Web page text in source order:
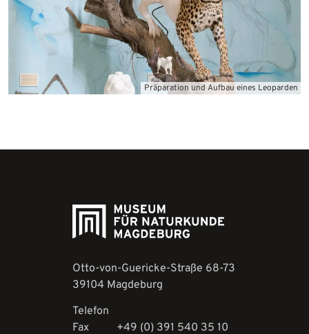
Präparation und Aufbau eines Leoparden
Otto-von-Guericke-Straße 68-73
39104 Magdeburg
Telefon
Fax
+49 (0) 391 540 35 10